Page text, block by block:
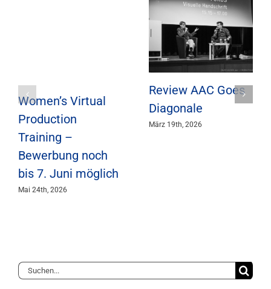
Women’s Virtual
Production
Training –
Bewerbung noch
bis 7. Juni möglich
Mai 24th, 2026
Review AAC Goes
Diagonale
März 19th, 2026
Suche